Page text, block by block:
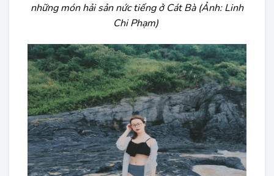
những món hải sản nức tiếng ở Cát Bà (Ảnh: Linh
Chi Phạm)